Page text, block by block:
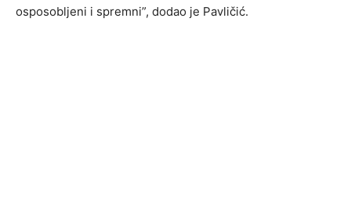
osposobljeni i spremni”, dodao je Pavličić.